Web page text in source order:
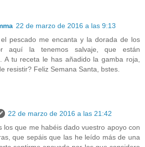
22 de marzo de 2016 a las 9:13
el pescado me encanta y la dorada de los
aquí la tenemos salvaje, que están
A tu receta le has añadido la gamba roja,
resistir? Feliz Semana Santa, bstes.
22 de marzo de 2016 a las 21:42
los que me habéis dado vuestro apoyo con
que sepáis que las he leído más de una